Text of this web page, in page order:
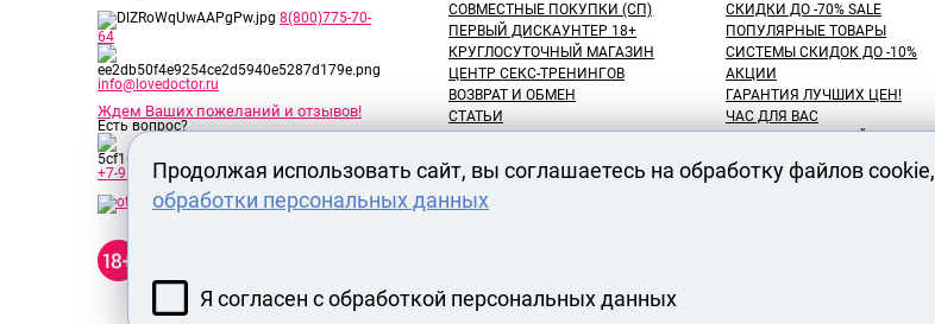
8(800)775-70-
64
info@lovedoctor.ru
Ждем Ваших пожеланий и отзывов!
Есть вопрос?
+7-913-917-89-65
продукция имеет знак EAC
Евразийского соответствия.
СОВМЕСТНЫЕ ПОКУПКИ (СП)
ПЕРВЫЙ ДИСКАУНТЕР 18+
КРУГЛОСУТОЧНЫЙ МАГАЗИН
ЦЕНТР СЕКС-ТРЕНИНГОВ
ВОЗВРАТ И ОБМЕН
СТАТЬИ
ОБЗОРЫ ТОВАРОВ
ВАКАНСИИ
СКИДКИ ДО -70% SALE
ПОПУЛЯРНЫЕ ТОВАРЫ
СИСТЕМЫ СКИДОК ДО -10%
АКЦИИ
ГАРАНТИЯ ЛУЧШИХ ЦЕН!
ЧАС ДЛЯ ВАС
100 БОНУСНЫХ РУБЛЕЙ!
ОТЛОЖЕННЫЕ ТОВАРЫ
Продолжая использовать сайт, вы соглашаетесь на обработку файлов cookie,
обработки персональных данных
Я согласен с обработкой персональных данных